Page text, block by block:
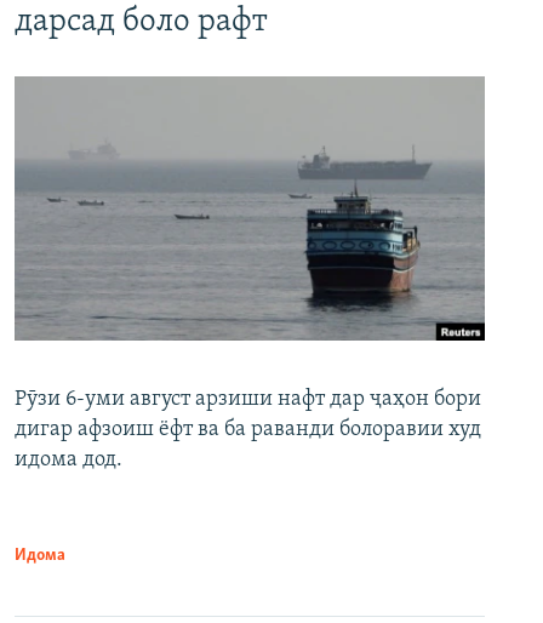
дарсад боло рафт
Рӯзи 6-уми август арзиши нафт дар ҷаҳон бори
дигар афзоиш ёфт ва ба раванди болоравии худ
идома дод.
Идома